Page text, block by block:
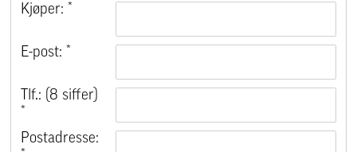
Kjøper: *
E-post: *
Tlf.: (8 siffer)
Postadresse: